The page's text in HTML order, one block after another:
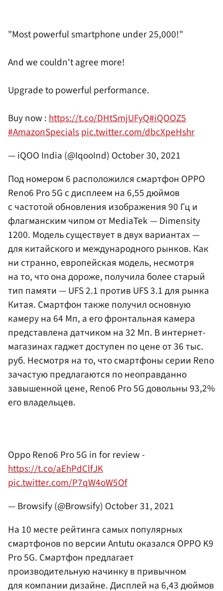
"Most powerful smartphone under 25,000!"​
And we couldn't agree more!​
Upgrade to powerful performance.​
Buy now : https://t.co/DHtSmjUFyQ#iQOOZ5
#AmazonSpecialspic.twitter.com/dbcXpeHshr
— iQOO India (@IqooInd) October 30, 2021
Под номером 6 расположился смартфон OPPO
Reno6 Pro 5G с дисплеем на 6,55 дюймов
с частотой обновления изображения 90 Гц и
флагманским чипом от MediaTek — Dimensity
1200. Модель существует в двух вариантах —
для китайского и международного рынков. Как
ни странно, европейская модель, несмотря
на то, что она дороже, получила более старый
тип памяти — UFS 2.1 против UFS 3.1 для рынка
Китая. Смартфон также получил основную
камеру на 64 Мп, а его фронтальная камера
представлена датчиком на 32 Мп. В интернет-
магазинах гаджет доступен по цене от 36 тыс.
руб. Несмотря на то, что смартфоны серии Reno
зачастую предлагаются по неоправданно
завышенной цене, Reno6 Pro 5G довольны 93,2%
его владельцев.
Oppo Reno6 Pro 5G in for review -
https://t.co/aEhPdClfJK
pic.twitter.com/P7qW4oW5Of
— Browsify (@Browsify) October 31, 2021
На 10 месте рейтинга самых популярных
смартфонов по версии Antutu оказался OPPO K9
Pro 5G. Смартфон предлагает
производительную начинку в привычном
для компании дизайне. Дисплей на 6,43 дюймов